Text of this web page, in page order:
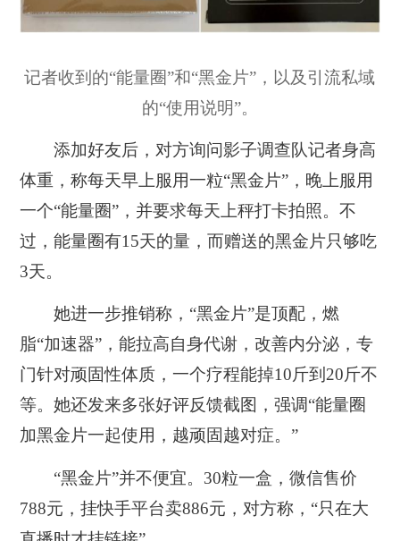
记者收到的“能量圈”和“黑金片”，以及引流私域
的“使用说明”。
添加好友后，对方询问影子调查队记者身高
体重，称每天早上服用一粒“黑金片”，晚上服用
一个“能量圈”，并要求每天上秤打卡拍照。不
过，能量圈有15天的量，而赠送的黑金片只够吃
3天。
她进一步推销称，“黑金片”是顶配，燃
脂“加速器”，能拉高自身代谢，改善内分泌，专
门针对顽固性体质，一个疗程能掉10斤到20斤不
等。她还发来多张好评反馈截图，强调“能量圈
加黑金片一起使用，越顽固越对症。”
“黑金片”并不便宜。30粒一盒，微信售价
788元，挂快手平台卖886元，对方称，“只在大